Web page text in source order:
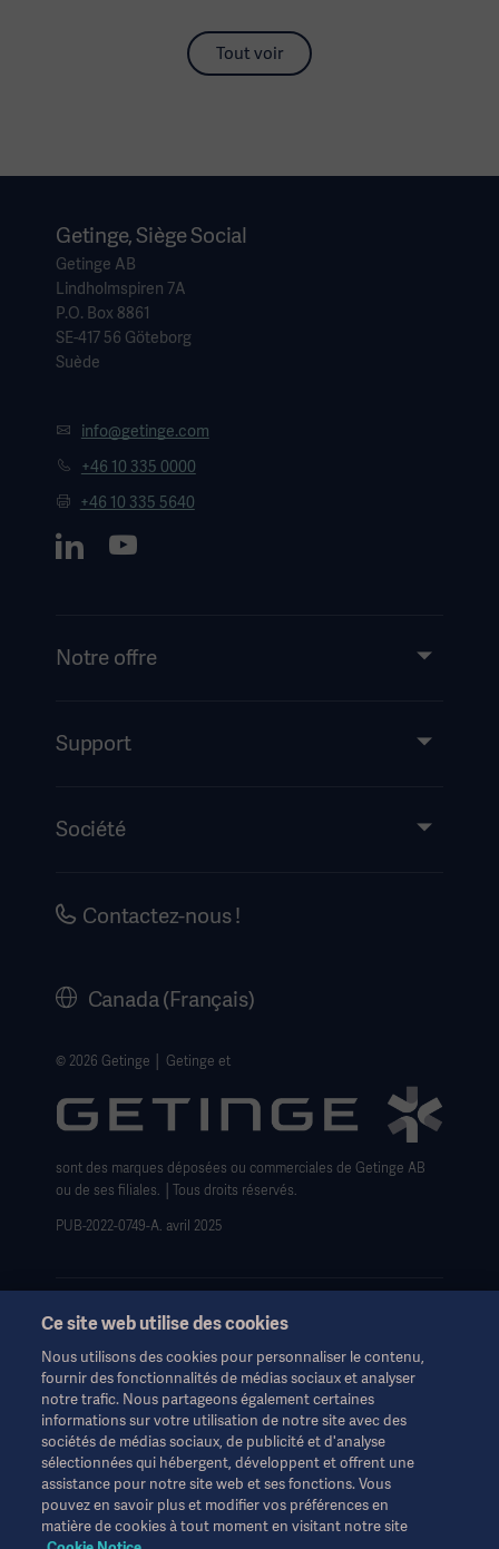
Tout voir
Getinge, Siège Social
Getinge AB
Lindholmspiren 7A
P.O. Box 8861
SE-417 56 Göteborg
Suède
info@getinge.com
+46 10 335 0000
+46 10 335 5640
Notre offre
Support
Mode d’emploi/informations destinées au patient
Société
Carrières
Avis de non-responsabilité concernant l'utilisation du
Politique sur les cookies de Getinge
Formulaire de Droits relatifs à la confidentialité
Contactez-nous !
Canada (Français)
© 2026 Getinge │ Getinge et
sont des marques déposées ou commerciales de Getinge AB
ou de ses filiales. │Tous droits réservés.
PUB-2022-0749-A. avril 2025
Ces informations sont destinées exclusivement aux
professionnels de la santé ou à d'autres publics professionnels
et sont fournies à titre d'information uniquement. Elles ne sont
pas exhaustives et ne remplacent en aucun cas le mode
d'emploi, le manuel d'entretien ou les conseils médicaux.
Getinge n'assume aucune responsabilité pour toute action ou
omission d'une partie basée sur ce matériel, et l'utilisateur s'y fie
à ses risques et périls.
Ce site web utilise des cookies
Nous utilisons des cookies pour personnaliser le contenu,
fournir des fonctionnalités de médias sociaux et analyser
notre trafic. Nous partageons également certaines
informations sur votre utilisation de notre site avec des
sociétés de médias sociaux, de publicité et d'analyse
sélectionnées qui hébergent, développent et offrent une
assistance pour notre site web et ses fonctions. Vous
pouvez en savoir plus et modifier vos préférences en
matière de cookies à tout moment en visitant notre site